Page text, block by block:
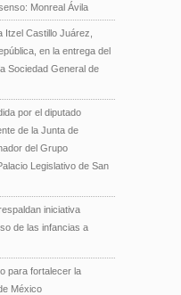
Monreal Ávila
Castillo Juárez,
en la entrega del
Sociedad General de
por el diputado
de la Junta de
del Grupo
Legislativo de San
iniciativa
de las infancias a
para fortalecer la
México